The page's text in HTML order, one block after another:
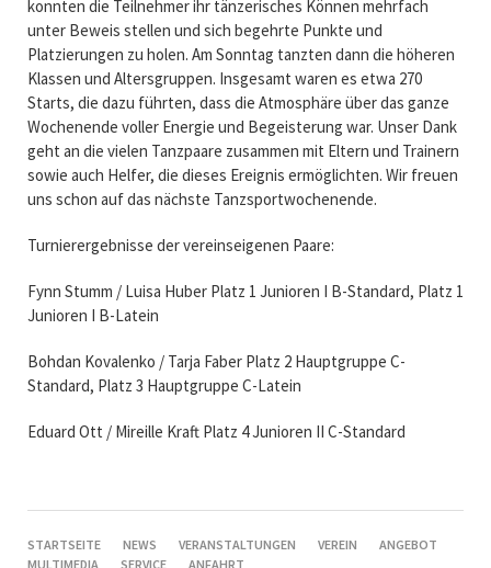
konnten die Teilnehmer ihr tänzerisches Können mehrfach
unter Beweis stellen und sich begehrte Punkte und
Platzierungen zu holen. Am Sonntag tanzten dann die höheren
Klassen und Altersgruppen. Insgesamt waren es etwa 270
Starts, die dazu führten, dass die Atmosphäre über das ganze
Wochenende voller Energie und Begeisterung war. Unser Dank
geht an die vielen Tanzpaare zusammen mit Eltern und Trainern
sowie auch Helfer, die dieses Ereignis ermöglichten. Wir freuen
uns schon auf das nächste Tanzsportwochenende.
Turnierergebnisse der vereinseigenen Paare:
Fynn Stumm / Luisa Huber Platz 1 Junioren I B-Standard, Platz 1
Junioren I B-Latein
Bohdan Kovalenko / Tarja Faber Platz 2 Hauptgruppe C-
Standard, Platz 3 Hauptgruppe C-Latein
Eduard Ott / Mireille Kraft Platz 4 Junioren II C-Standard
NAVIGATION
ÜBERSPRINGEN
STARTSEITE NEWS VERANSTALTUNGEN VEREIN
ANGEBOT
MULTIMEDIA
SERVICE ANFAHRT